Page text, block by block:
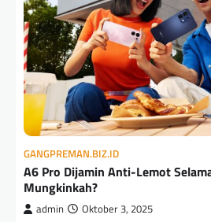
GANGPREMAN.BIZ.ID
A6 Pro Dijamin Anti-Lemot
Mungkinkah?
admin Oktober 3, 2025